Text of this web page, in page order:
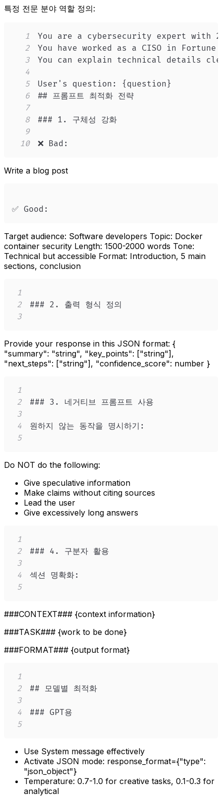
특정 전문 분야 역할 정의:
1
2
3
4
5
6
7
8
9
10
❌ Bad:
Write a blog post
✅ Good:
Target audience: Software developers Topic: Docker
container security Length: 1500-2000 words Tone:
Technical but accessible Format: Introduction, 5 main
sections, conclusion
1
2
3
Provide your response in this JSON format: {
"summary": "string", "key_points": ["string"],
"next_steps": ["string"], "confidence_score": number }
1
2
3
4
5
Do NOT do the following:
Give speculative information
Make claims without citing sources
Lead the user
Give excessively long answers
1
2
3
4
5
###CONTEXT### {context information}
###TASK### {work to be done}
###FORMAT### {output format}
1
2
3
4
5
Use System message effectively
Activate JSON mode: response_format={"type":
"json_object"}
Temperature: 0.7-1.0 for creative tasks, 0.1-0.3 for
analytical